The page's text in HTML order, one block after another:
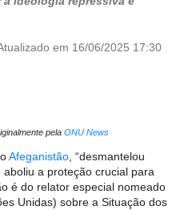
em 16/06/2025 17:30
pela ONU News
Afeganistão, “desmantelou
a proteção crucial para
é do relator especial nomeado
Unidas) sobre a Situação dos